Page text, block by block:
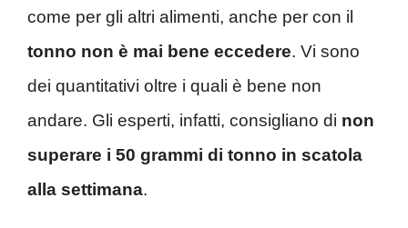
come per gli altri alimenti, anche per con il
tonno non è mai bene eccedere. Vi sono
dei quantitativi oltre i quali è bene non
andare. Gli esperti, infatti, consigliano di non
superare i 50 grammi di tonno in scatola
alla settimana.